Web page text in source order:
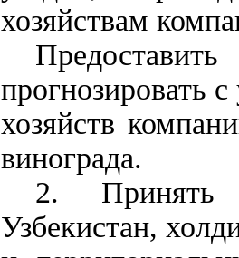
хозяйствам
прогнозировать
хозяйств
винограда.
2. Принять
Узбекистан,